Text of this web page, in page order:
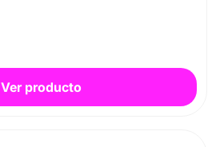
Ver producto